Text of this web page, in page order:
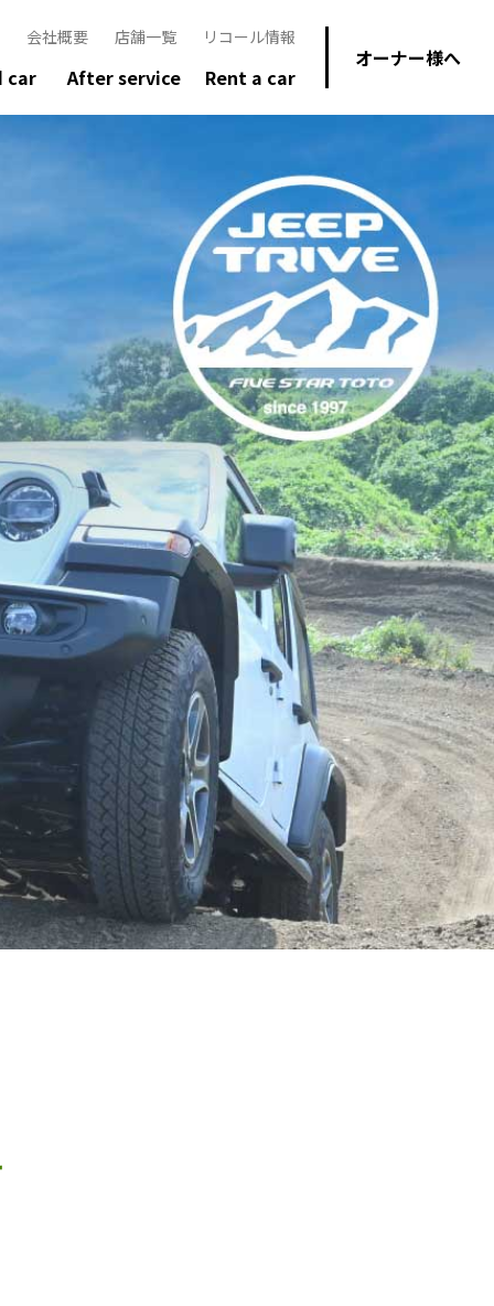
car After service Rent a car
オーナー様へ
会社概要 店舗一覧 リコール情報